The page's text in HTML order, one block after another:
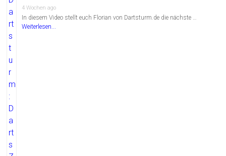
4 Wochen ago
In diesem Video stellt euch Florian von Dartsturm.de die nächste …
Weiterlesen...